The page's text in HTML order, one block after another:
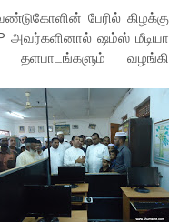
பேரில் கிழக்கு
அவர்களினால் ஷம்ஸ் மீடியா
தளபாடங்களும் வழங்கி